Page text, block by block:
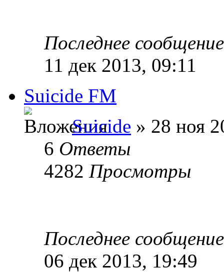
Последнее
11 дек 2013, 09:11
Suicide FM
Suicide » 28 ноя
6 Ответы
4282 Просмотры
Последнее
06 дек 2013, 19:49